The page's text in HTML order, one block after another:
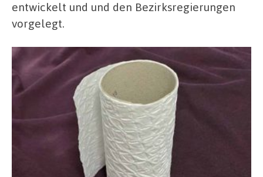
entwickelt und und den Bezirksregierungen
vorgelegt.